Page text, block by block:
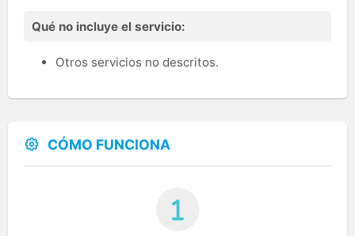
Qué no incluye el servicio:
Otros servicios no descritos.
CÓMO FUNCIONA